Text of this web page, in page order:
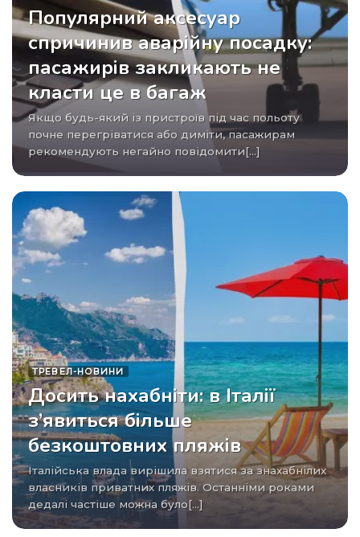
Популярний аксесуар
спричинив аварійну посадку:
пасажирів закликають не
класти це в багаж
Якщо будь-який із пристроїв під час польоту
почне перегріватися або диміти, пасажирам
рекомендують негайно повідомити[...]
ТРЕВЕЛ-НОВИНИ
Досить нахабніти: в Італії
з’явиться більше
безкоштовних пляжів
Італійська влада вирішила взятися за знахабнілих
власників приватних пляжів. Останніми роками
дедалі частіше можна було[...]